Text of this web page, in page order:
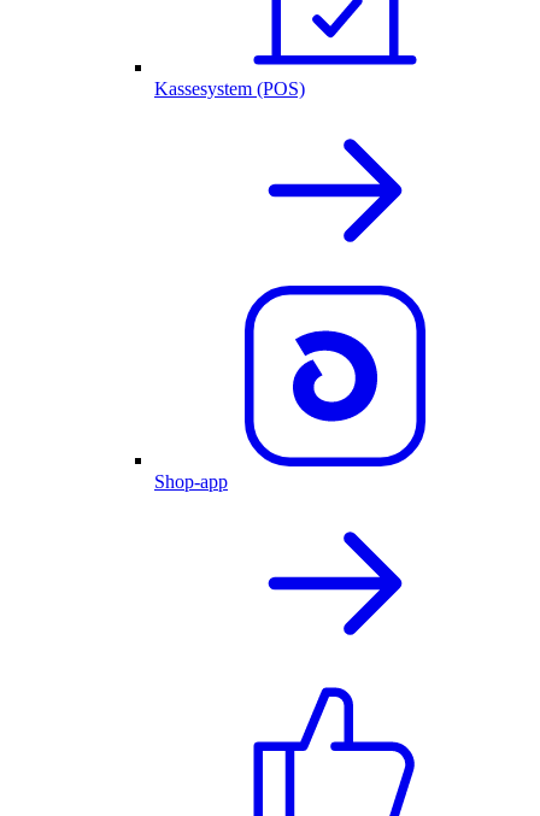
Kassesystem (POS)
Shop-app